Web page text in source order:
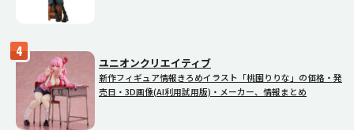
ユニオンクリエイティブ
新作フィギュア情報きろめイラスト「桃園りりな」の価格・発
売日・3D画像(AI利用試用版)・メーカー、情報まとめ